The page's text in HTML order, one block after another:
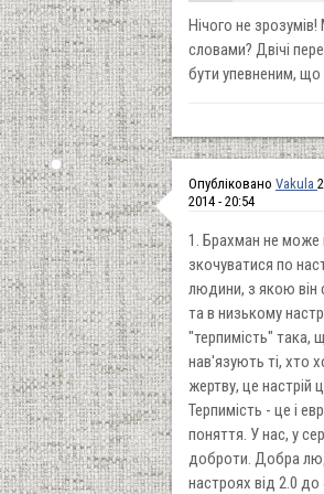
Нічого не
словами? Двічі
бути упевненим, що
Опубліковано Vakula
2014 - 20:54
1. Брахман не
зкочуватися по
людини, з якою він
та в низькому
"терпимість" така,
нав'язують ті, хто
жертву, це настрій
Терпимість - це і
поняття. У нас, у
доброти. Добра
настроях від 2.0